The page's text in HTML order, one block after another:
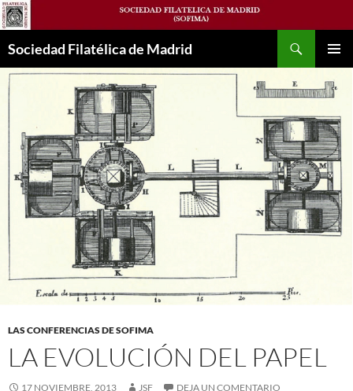
Saltar
al
contenido
Sociedad Filatélica de Madrid
LAS CONFERENCIAS DE SOFIMA
LA EVOLUCIÓN DEL PAPEL
17 NOVIEMBRE, 2013 JSF DEJA UN COMENTARIO